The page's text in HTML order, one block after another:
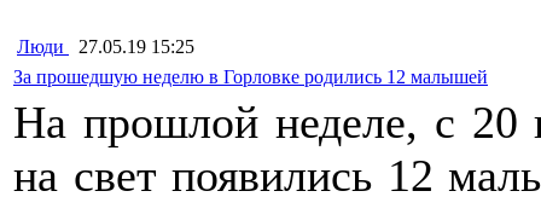
Люди
27.05.19 15:25
За прошедшую неделю в Горловке родились 12 малышей
На прошлой неделе, с 20
на свет появились 12